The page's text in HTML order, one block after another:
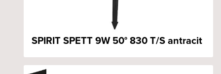
SPIRIT SPETT 9W 50° 830 T/S antracit